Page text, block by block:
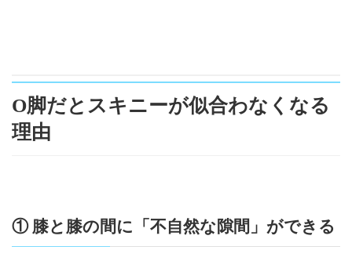
O脚だとスキニーが似合わなくなる
理由
① 膝と膝の間に「不自然な隙間」ができる